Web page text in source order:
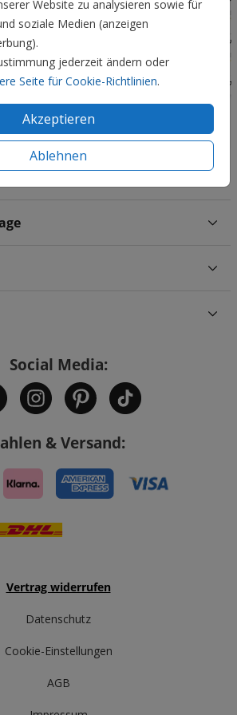
Website zu analysieren sowie für
soziale Medien (anzeigen
jederzeit ändern oder
Seite für Cookie-Richtlinien.
Akzeptieren
Ablehnen
Social Media:
& Versand:
Vertrag widerrufen
Datenschutz
Cookie-Einstellungen
AGB